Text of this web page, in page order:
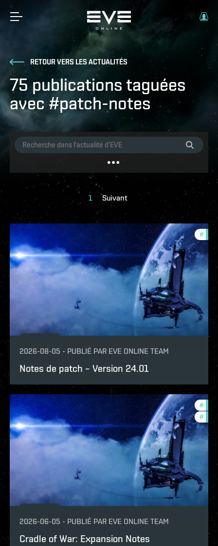
RETOUR VERS LES ACTUALITÉS
75 publications taguées
avec #patch-notes
1 Suivant
#
2026-08-05 - PUBLIÉ PAR EVE ONLINE TEAM
Notes de patch – Version 24.01
#
#
2026-06-05 - PUBLIÉ PAR EVE ONLINE TEAM
Cradle of War: Expansion Notes